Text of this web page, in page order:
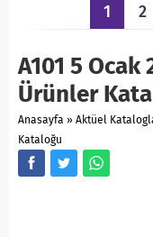
1 2
A101 5
Ürünler
Anasayfa » Aktüel
Kataloğu